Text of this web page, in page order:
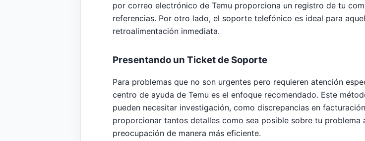
por correo electrónico de Temu proporciona un registro de tu
referencias. Por otro lado, el soporte telefónico es ideal para
retroalimentación inmediata.
Presentando un Ticket de Soporte
Para problemas que no son urgentes pero requieren atención
centro de ayuda de Temu es el enfoque recomendado. Este
pueden necesitar investigación, como discrepancias en
proporcionar tantos detalles como sea posible sobre tu
preocupación de manera más eficiente.